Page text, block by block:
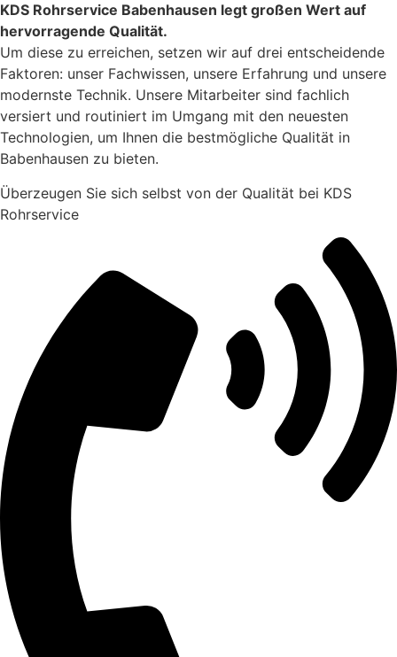
KDS Rohrservice Babenhausen legt großen Wert auf
hervorragende Qualität.
Um diese zu erreichen, setzen wir auf drei entscheidende
Faktoren: unser Fachwissen, unsere Erfahrung und unsere
modernste Technik. Unsere Mitarbeiter sind fachlich
versiert und routiniert im Umgang mit den neuesten
Technologien, um Ihnen die bestmögliche Qualität in
Babenhausen zu bieten.
Überzeugen Sie sich selbst von der Qualität bei KDS
Rohrservice